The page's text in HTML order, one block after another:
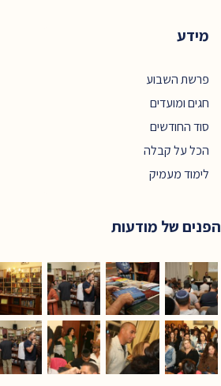
מידע
פרשת השבוע
חגים ומועדים
סוד החודשים
הכל על קבלה
לימוד מעמיק
הפנים של מודעות